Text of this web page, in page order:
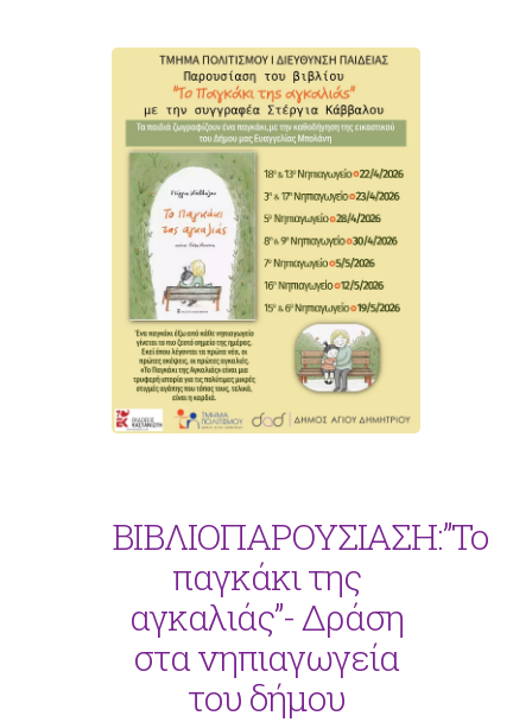
ΒΙΒΛΙΟΠΑΡΟΥΣΙΑΣΗ:”Το
παγκάκι της
αγκαλιάς”- Δράση
στα νηπιαγωγεία
του δήμου